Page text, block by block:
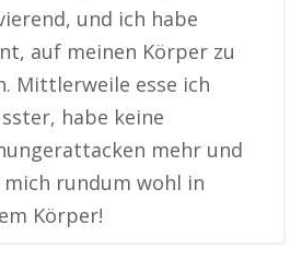
und ich habe
auf meinen Körper zu
Mittlerweile esse ich
habe keine
mehr und
rundum wohl in
Körper!